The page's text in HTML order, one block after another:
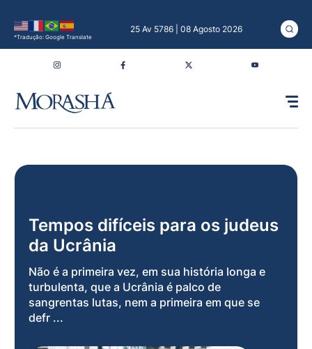
*Tradução: Google Translate
25 Av 5786 | 08 Agosto 2026
Tempos difíceis para os judeus
da Ucrânia
Não é a primeira vez, em sua história longa e
turbulenta, que a Ucrânia é palco de
sangrentas lutas, nem a primeira em que se
defr ...